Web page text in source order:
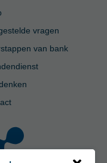
vragen
van bank